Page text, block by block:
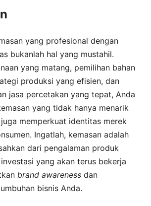
yang profesional dengan
bukanlah hal yang mustahil.
yang matang, pemilihan bahan
produksi yang efisien, dan
jasa percetakan yang tepat, Anda
yang tidak hanya menarik
memperkuat identitas merek
Ingatlah, kemasan adalah
dari pengalaman produk
yang akan terus bekerja
brand awareness dan
bisnis Anda.